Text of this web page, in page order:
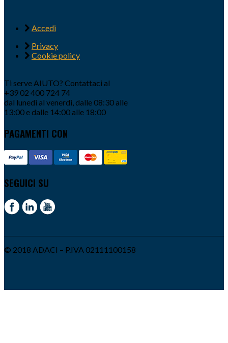
Accedi
Privacy
Cookie policy
Ti serve AIUTO? Contattaci al
+39 02 400 724 74
dal lunedì al venerdì, dalle 08:30 alle
13:00 e dalle 14:00 alle 18:00
PAGAMENTI CON
SEGUICI SU
© 2018 ADACI – P.IVA 02111100158